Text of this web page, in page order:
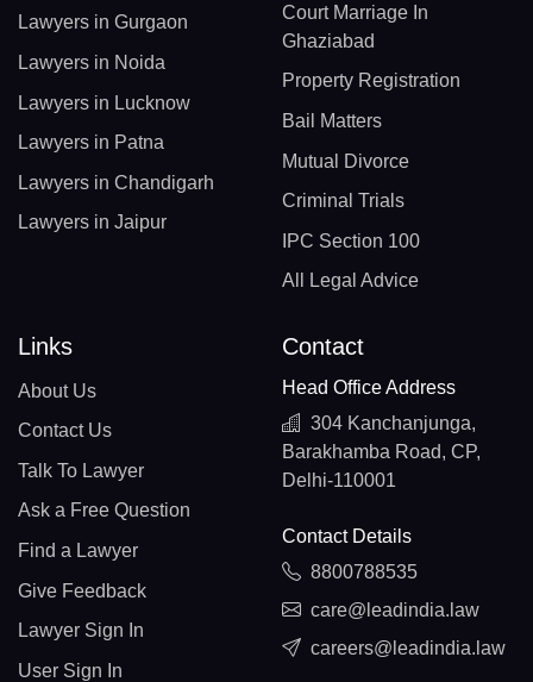
Lawyers in Gurgaon
Lawyers in Noida
Lawyers in Lucknow
Lawyers in Patna
Lawyers in Chandigarh
Lawyers in Jaipur
Court Marriage In
Ghaziabad
Property Registration
Bail Matters
Mutual Divorce
Criminal Trials
IPC Section 100
All Legal Advice
Links
About Us
Contact Us
Talk To Lawyer
Ask a Free Question
Find a Lawyer
Give Feedback
Lawyer Sign In
User Sign In
Contact
Head Office Address
304 Kanchanjunga,
Barakhamba Road, CP,
Delhi-110001
Contact Details
8800788535
care@leadindia.law
careers@leadindia.law